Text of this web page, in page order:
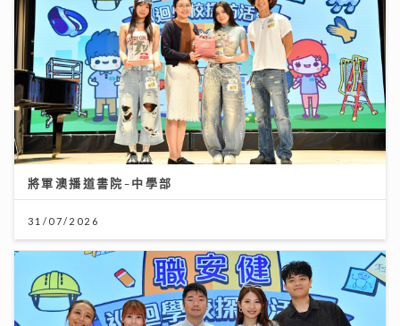
將軍澳播道書院-中學部
31/07/2026